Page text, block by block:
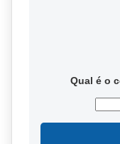
Qual é o